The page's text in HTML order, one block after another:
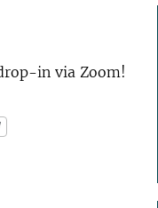
in via Zoom!